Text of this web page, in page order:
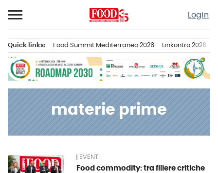
al
contenuto
Login
principale
Quick links: Food Summit Mediterraneo 2026 Linkontro 2026
materie prime
News EVENTI
Food commodity: tra filiere critiche